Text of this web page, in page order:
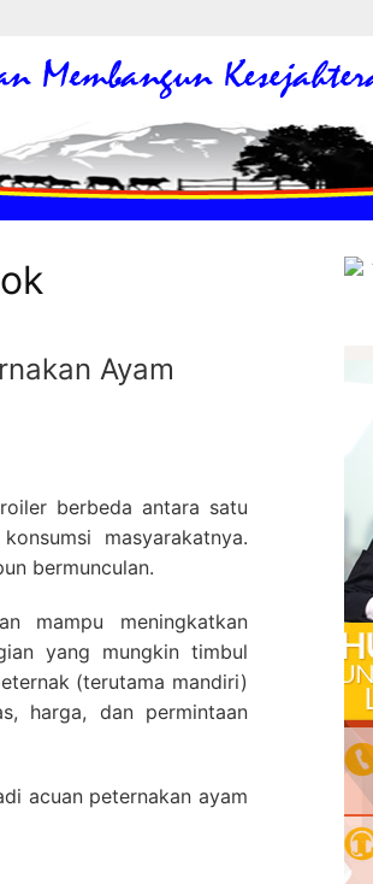
Ayam
berbeda antara satu
masyarakatnya.
bermunculan.
mampu meningkatkan
yang mungkin timbul
(terutama mandiri)
harga, dan permintaan
acuan peternakan ayam